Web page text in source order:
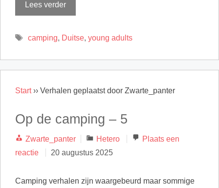
Lees verder
Tags
camping, Duitse, young adults
Start›› Verhalen geplaatst door Zwarte_panter
Op de camping – 5
Zwarte_panter Categorieën
Hetero
Plaats een
reactie
20 augustus 2025
Camping verhalen zijn waargebeurd maar sommige